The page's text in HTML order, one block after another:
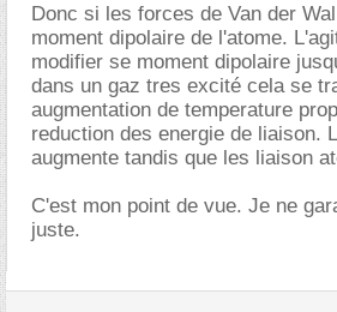
Donc si les forces de Van der
moment dipolaire de l'atome.
modifier se moment dipolaire
dans un gaz tres excité cela se
augmentation de temperature
reduction des energie de liaison.
augmente tandis que les liaison
C'est mon point de vue. Je ne
juste.